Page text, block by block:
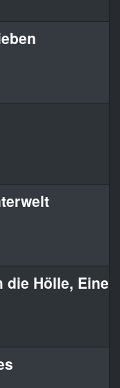
die Hölle, Eine